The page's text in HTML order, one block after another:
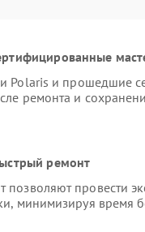
Polaris и прошедшие
ремонта и
ремонт
провести
минимизируя время